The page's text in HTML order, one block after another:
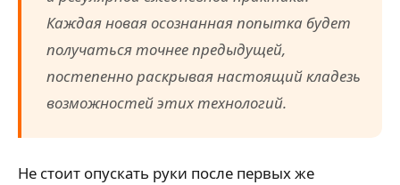
Каждая новая осознанная попытка будет
получаться точнее предыдущей,
постепенно раскрывая настоящий кладезь
возможностей этих технологий.
Не стоит опускать руки после первых же